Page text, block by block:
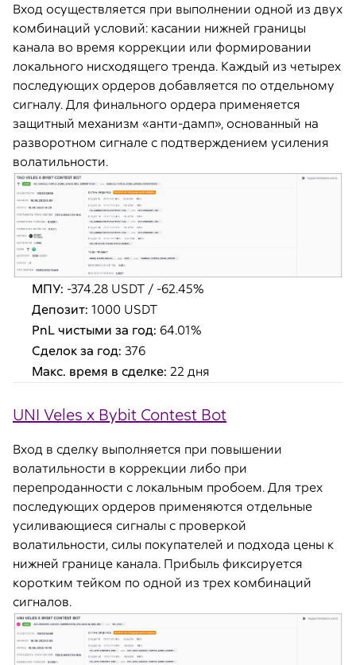
Вход осуществляется при выполнении одной из двух
комбинаций условий: касании нижней границы
канала во время коррекции или формировании
локального нисходящего тренда. Каждый из четырех
последующих ордеров добавляется по отдельному
сигналу. Для финального ордера применяется
защитный механизм «анти-дамп», основанный на
разворотном сигнале с подтверждением усиления
волатильности.
МПУ: -374.28 USDT / -62.45%
Депозит: 1000 USDT
PnL чистыми за год: 64.01%
Сделок за год: 376
Макс. время в сделке: 22 дня
UNI Veles x Bybit Contest Bot
Вход в сделку выполняется при повышении
волатильности в коррекции либо при
перепроданности с локальным пробоем. Для трех
последующих ордеров применяются отдельные
усиливающиеся сигналы с проверкой
волатильности, силы покупателей и подхода цены к
нижней границе канала. Прибыль фиксируется
коротким тейком по одной из трех комбинаций
сигналов.